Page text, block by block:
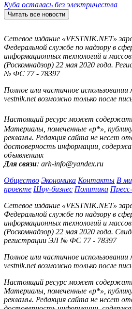
Куба осталась без электричества
Читать все новости
Сетевое издание «VESTNIK.NET»
Федеральной службе по надзору в
информационных технологий и
(Роскомнадзор) 22 мая 2020 года.
№ ФС 77 - 78397
Полное или частичное
vestnik.net возможно только после
Настоящий ресурс может
Материалы, помеченные «р*»,
рекламы. Редакция сайта не несет
достоверность информации,
объявлениях
Для связи: arh-info@yandex.ru
Общество Экономика Контакты В
проекте Шоу-бизнес Политика
Сетевое издание «VESTNIK.NET»
Федеральной службе по надзору в
информационных технологий и
(Роскомнадзор) 22 мая 2020 года.
регистрации ЭЛ № ФС 77 - 78397
Полное или частичное
vestnik.net возможно только после
Настоящий ресурс может
Материалы, помеченные «р*»,
рекламы. Редакция сайта не несет